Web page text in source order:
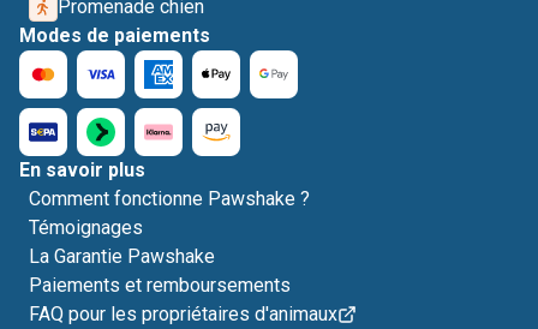
Promenade chien
Modes de paiements
En savoir plus
Comment fonctionne Pawshake ?
Témoignages
La Garantie Pawshake
Paiements et remboursements
FAQ pour les propriétaires d'animaux